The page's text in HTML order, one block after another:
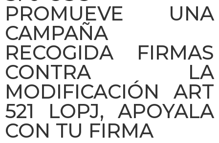
PROMUEVE UNA
CAMPAÑA
RECOGIDA FIRMAS
CONTRA LA
MODIFICACIÓN ART
521 LOPJ, APOYALA
CON TU FIRMA